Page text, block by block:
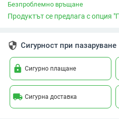
Безпроблемно връщане
Продуктът се предлага с опция
security Сигурност при пазаруване
lock Сигурно плащане
local_shipping Сигурна доставка